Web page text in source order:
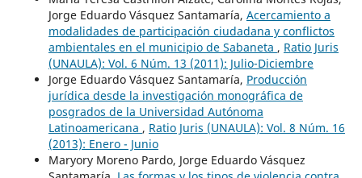
Jorge Eduardo Vásquez Santamaría, Acercamiento a
modalidades de participación ciudadana y conflictos
ambientales en el municipio de Sabaneta , Ratio Juris
(UNAULA): Vol. 6 Núm. 13 (2011): Julio-Diciembre
Jorge Eduardo Vásquez Santamaría, Producción
jurídica desde la investigación monográfica de
posgrados de la Universidad Autónoma
Latinoamericana , Ratio Juris (UNAULA): Vol. 8 Núm. 16
(2013): Enero - Junio
Maryory Moreno Pardo, Jorge Eduardo Vásquez